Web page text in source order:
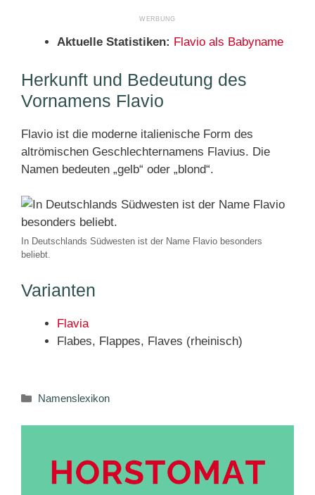
Aktuelle Statistiken: Flavio als Babyname
Herkunft und Bedeutung des
Vornamens Flavio
Flavio ist die moderne italienische Form des
altrömischen Geschlechternamens Flavius. Die
Namen bedeuten „gelb“ oder „blond“.
In Deutschlands Südwesten ist der Name Flavio besonders
beliebt.
Varianten
Flavia
Flabes, Flappes, Flaves (rheinisch)
Kategorien
Namenslexikon